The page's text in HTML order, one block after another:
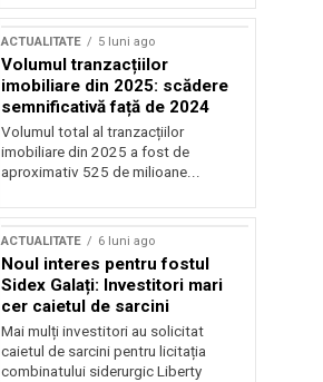
ACTUALITATE 5 luni ago
Volumul tranzacțiilor
imobiliare din 2025: scădere
semnificativă față de 2024
Volumul total al tranzacțiilor
imobiliare din 2025 a fost de
aproximativ 525 de milioane...
ACTUALITATE 6 luni ago
Noul interes pentru fostul
Sidex Galați: Investitori mari
cer caietul de sarcini
Mai mulți investitori au solicitat
caietul de sarcini pentru licitația
combinatului siderurgic Liberty